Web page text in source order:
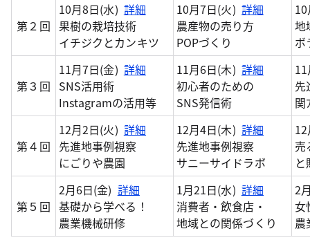
第２回
10月8日(水) 詳細
果樹の栽培技術
イチジクとカンキツ
10月7日(火) 詳細
農産物の売り方
POPづくり
地
ボ
第３回
11月7日(金) 詳細
SNS活用術
Instagramの活用等
11月6日(木) 詳細
初心者のための
SNS発信術
先
関
第４回
12月2日(火) 詳細
先進地事例視察
にごりや農園
12月4日(木) 詳細
先進地事例視察
サニーサイドラボ
売
第５回
2月6日(金) 詳細
基礎から学べる！
農業機械研修
1月21日(水) 詳細
消費者・飲食店・
地域との関係づくり
2
女
農